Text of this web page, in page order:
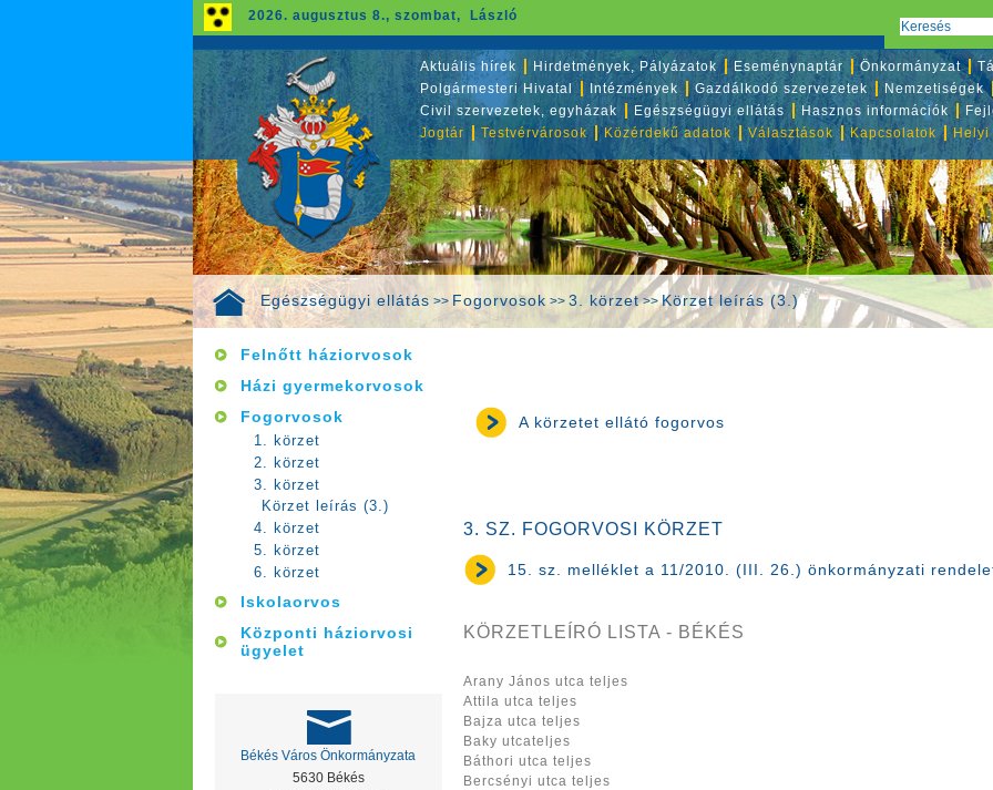
Egészségügyi ellátás >> Fogorvosok >> 3. körzet>>Körzet leírás (3.)
2026. augusztus 8., szombat, László
Aktuális hírek Hirdetmények, Pályázatok Eseménynaptár Önkormányzat
Polgármesteri Hivatal
Intézmények Gazdálkodó szervezetek
Nemzetiségek
Civil szervezetek, egyházak
Egészségügyi ellátás Hasznos információk
Jogtár
Testvérvárosok Közérdekű adatok Választások Kapcsolatok
Felnőtt háziorvosok
Házi gyermekorvosok
Fogorvosok
1. körzet
2. körzet
3. körzet
Körzet leírás (3.)
4. körzet
5. körzet
6. körzet
Iskolaorvos
Központi háziorvosi
ügyelet
Békés Város Önkormányzata
5630 Békés
A körzetet ellátó fogorvos
3. SZ. FOGORVOSI KÖRZET
15. sz. melléklet a 11/2010. (III. 26.) önkormányzati
KÖRZETLEÍRÓ LISTA - BÉKÉS
Arany János utca teljes
Attila utca teljes
Bajza utca teljes
Baky utcateljes
Báthori utca teljes
Bercsényi utca teljes